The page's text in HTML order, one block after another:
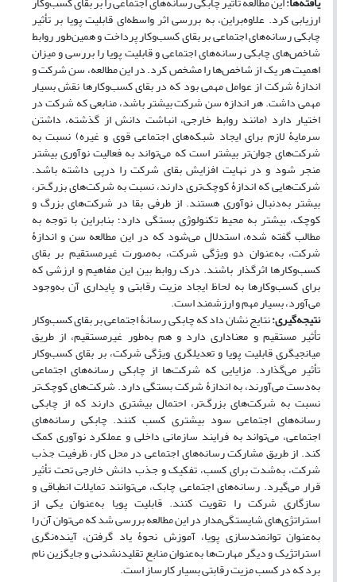
ارزیابی کرد. علاوه‌براین، به بررسی اثر واسطه‌ای قابلیت پویا بر تأثیر
چابکی رسانه‌های اجتماعی بر بقای کسب‌وکار پرداخت و همین‌طور روابط
شاخص‌های چابکی رسانه‌های اجتماعی و قابلیت پویا را بررسی و میزان
اهمیت هر یک از شاخص‌ها را مشخص کرد. در این مطالعه، سن شرکت و
اندازۀ شرکت از عوامل مهمی بود که در بقای کسب‌وکارها نقش بسیار
مهمی داشت. هر اندازه سن شرکت بیشتر باشد، منابعی که شرکت در
اختیار دارد (مانند روابط خارجی، انباشت دانش از گذشته، داشتن
سرمایۀ لازم برای ایجاد شبکه‌های اجتماعی قوی و غیره) نسبت به
شرکت‌های جوان‌تر بیشتر است که می‌‏تواند به فعالیت نوآوری بیشتر
منجر شود و در نهایت افزایش بقای شرکت را درپی داشته باشد.
شرکت‌هایی که اندازۀ کوچک‌تری دارند، نسبت به شرکت‌های بزرگ‌تر،
بیشتر به‌دنبال نوآوری هستند. از طرفی بقا در شرکت‌های بزرگ و
کوچک، بیشتر به محیط تکنولوژی بستگی دارد؛ بنابراین با توجه به
مطالب گفته شده، استدلال می‌‏شود که در این مطالعه سن و اندازۀ
شرکت، به‌عنوان دو ویژگی شرکت، به‌صورت غیرمستقیم بر بقای
کسب‌وکارها اثرگذار باشند. درک روابط بین این مفاهیم و ارزشی که
برای کسب‌وکارها به لحاظ ایجاد مزیت رقابتی و پایداری آن به‌وجود
می‌آورد، بسیار مهم و ارزشمند است.
نتیجه‌گیری:نتایج نشان داد که چابکی رسانۀ اجتماعی بر بقای کسب‌وکار
تأثیر مستقیم و معناداری دارد و هم به‌طور غیرمستقیم، از طریق
میانجیگری قابلیت پویا و تعدیلگری ویژگی شرکت، بر بقای کسب‌وکار
تأثیر می‌گذارد. مزایایی که شرکت‌ها از چابکی رسانه‌های اجتماعی
به‌دست می‌‏آورند، به اندازۀ شرکت بستگی دارد. شرکت‌های کوچک‌تر
نسبت به شرکت‌های بزرگ‌تر، احتمال بیشتری دارند که از چابکی
رسانه‌های اجتماعی سود بیشتری کسب کنند. چابکی رسانه‌های
اجتماعی، می‌‏تواند به فرایند سازمانی داخلی و عملکرد نوآوری کمک
کند. از طریق مشارکت رسانه‌های اجتماعی در محل کار، ظرفیت جذب
شرکت، به‌شدت برای کسب، تفکیک و جذب دانش خارجی تحت تأثیر
قرار می‌‏گیرد. رسانه‌های اجتماعی چابک، می‌‏توانند تمایلات انطباقی و
سازگاری شرکت را تقویت کنند. قابلیت پویا به‌عنوان یکی از
استراتژی‌های شایستگی‌مدار در این مطالعه بررسی شد که می‌‏توان آن را
به‌عنوان توانمندسازی پویا، آموزش نحوۀ یاد گرفتن، آینده‌نگری
استراتژیک و دیگر مهارت‌ها به‌عنوان منابع تقلیدنشدنی و جایگزین نام
برد که در کسب مزیت رقابتی بسیار کارساز است.